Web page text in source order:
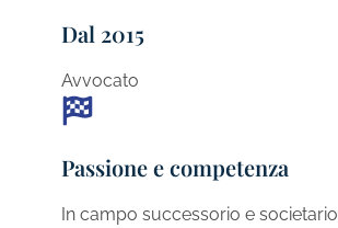
Dal 2015
Avvocato
Passione e competenza
In campo successorio e societario